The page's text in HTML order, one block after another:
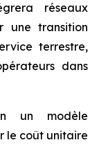
réseaux
une transition
terrestre,
dans
un modèle
le coût unitaire